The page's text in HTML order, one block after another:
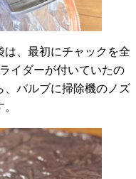
、最初にチャックを全
イダーが付いていたの
、バルブに掃除機のノズ